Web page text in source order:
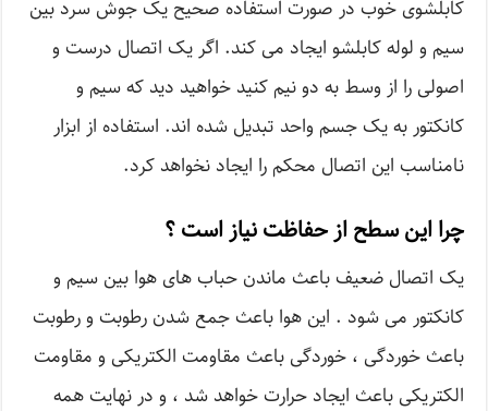
کابلشوی خوب در صورت استفاده صحیح یک جوش سرد بین
سیم و لوله کابلشو ایجاد می کند. اگر یک اتصال درست و
اصولی را از وسط به دو نیم کنید خواهید دید که سیم و
کانکتور به یک جسم واحد تبدیل شده اند. استفاده از ابزار
نامناسب این اتصال محکم را ایجاد نخواهد کرد.
چرا این سطح از حفاظت نیاز است ؟
یک اتصال ضعیف باعث ماندن حباب های هوا بین سیم و
کانکتور می شود . این هوا باعث جمع شدن رطوبت و رطوبت
باعث خوردگی ، خوردگی باعث مقاومت الکتریکی و مقاومت
الکتریکی باعث ایجاد حرارت خواهد شد ، و در نهایت همه